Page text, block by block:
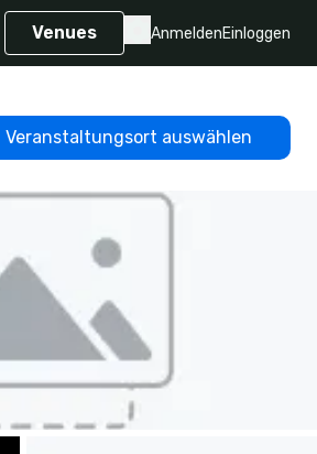
Venues AnmeldenEinloggen
Veranstaltungsort auswählen